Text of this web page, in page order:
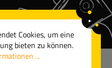
Cookies, um eine
bieten zu können.
...